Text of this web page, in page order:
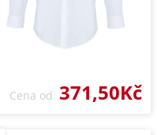
Cena od 371,50Kč